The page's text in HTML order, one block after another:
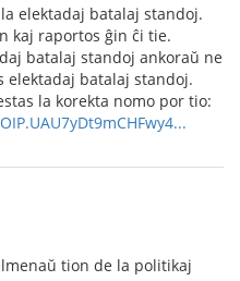
elektadaj batalaj standoj.
kaj raportos ĝin ĉi tie.
batalaj standoj ankoraŭ ne
elektadaj batalaj standoj.
la korekta nomo por tio:
tion de la politikaj